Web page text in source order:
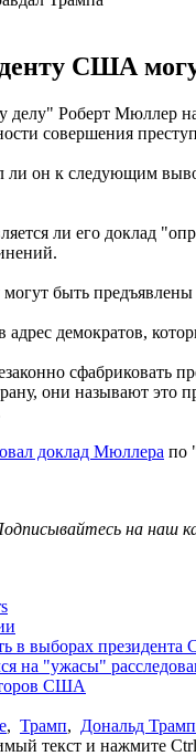
США
Роберт Мюллер на
совершения
он к следующим
ли его доклад
быть предъявлены
демократов,
сфабриковать
они называют
доклад Мюллера по
на наш
в выборах
на "ужасы"
США
, Трамп, Дональд Трамп
текст и нажмите